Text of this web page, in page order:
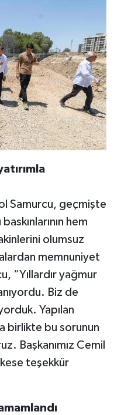
Samurcu, geçmişte
hem
olumsuz
memnuniyet
“Yıllardır yağmur
Biz de
Yapılan
birlikte bu sorunun
Başkanımız Cemil
teşekkür